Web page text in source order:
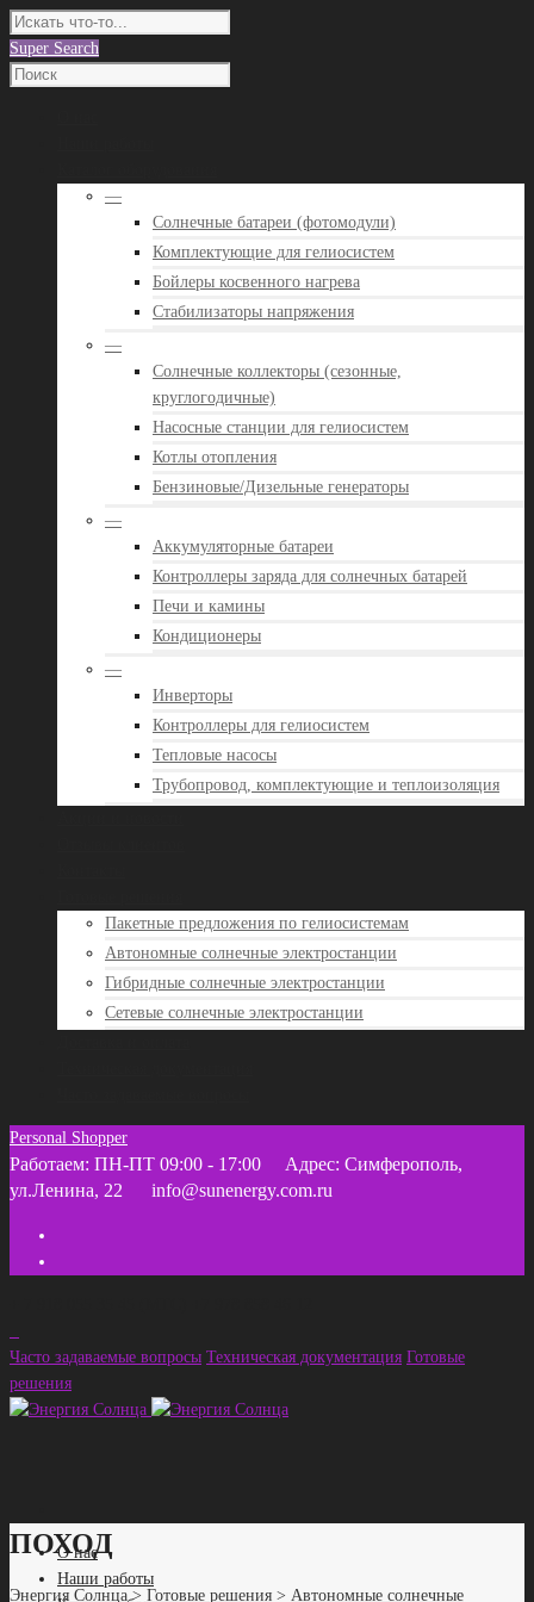
Super Search
—
Солнечные батареи (фотомодули)
Комплектующие для гелиосистем
Бойлеры косвенного нагрева
Стабилизаторы напряжения
—
Солнечные коллекторы (сезонные,
круглогодичные)
Насосные станции для гелиосистем
Котлы отопления
Бензиновые/Дизельные генераторы
—
Аккумуляторные батареи
Контроллеры заряда для солнечных батарей
Печи и камины
Кондиционеры
—
Инверторы
Контроллеры для гелиосистем
Тепловые насосы
Трубопровод, комплектующие и теплоизоляция
Пакетные предложения по гелиосистемам
Автономные солнечные электростанции
Гибридные солнечные электростанции
Сетевые солнечные электростанции
Personal Shopper
Работаем: ПН-ПТ 09:00 - 17:00
Адрес: Симферополь,
ул.Ленина, 22
info@sunenergy.com.ru
Часто задаваемые вопросы Техническая документация Готовые
решения
О нас
Наши работы
ПОХОД
Энергия Солнца> Готовые решения > Автономные солнечные